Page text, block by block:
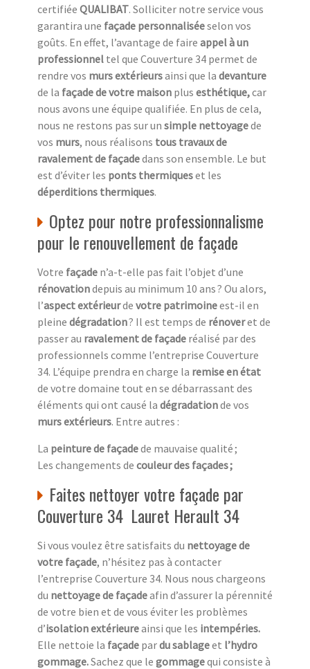
certifiée QUALIBAT. Solliciter notre service vous
garantira une façade personnaliséeselon vos
goûts. En effet, l’avantage de faire appel à un
professionnel tel que Couverture 34 permet de
rendre vos murs extérieursainsi que la devanture
de la façade de votre maison plus esthétique,car
nous avons une équipe qualifiée. En plus de cela,
nous ne restons pas sur un simple nettoyagede
vos murs, nous réalisons tous travaux de
ravalement de façadedans son ensemble. Le but
est d’éviter les ponts thermiqueset les
déperditions thermiques.
Optez pour notre professionnalisme
pour le renouvellement de façade
Votre façade n’a-t-elle pas fait l’objet d’une
rénovationdepuis au minimum 10 ans ? Ou alors,
l’aspect extérieurde votre patrimoineest-il en
pleine dégradation? Il est temps de rénoveret de
passer au ravalement de façade réalisé par des
professionnels comme l’entreprise Couverture
34. L’équipe prendra en charge la remise en état
de votre domaine tout en se débarrassant des
éléments qui ont causé la dégradationde vos
murs extérieurs. Entre autres :
La peinture de façadede mauvaise qualité ;
Les changements de couleur des façades ;
Faites nettoyer votre façade par
Couverture 34 Lauret Herault 34
Si vous voulez être satisfaits du nettoyage de
votre façade, n’hésitez pas à contacter
l’entreprise Couverture 34. Nous nous chargeons
du nettoyage de façadeafin d’assurer la pérennité
de votre bien et de vous éviter les problèmes
d’isolation extérieureainsi que les intempéries.
Elle nettoie la façade pardu sablageet l’hydro
gommage.Sachez que le gommagequi consiste à